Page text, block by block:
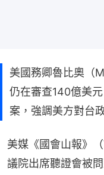
美國務卿魯比奧（
仍在審查140億美
案，強調美方對台
美媒《國會山報》
議院出席聽證會被